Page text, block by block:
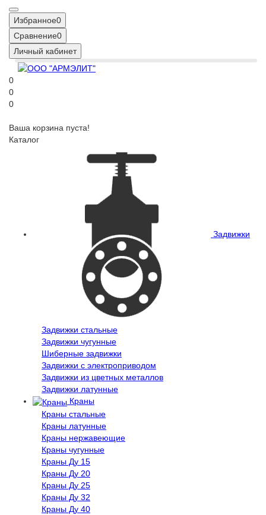
Избранное0
Сравнение0
Личный кабинет
0
0
0
Ваша корзина пуста!
Каталог
Задвижки
Задвижки стальные
Задвижки чугунные
Шиберные задвижки
Задвижки с электроприводом
Задвижки из цветных металлов
Задвижки латунные
Краны
Краны стальные
Краны латунные
Краны нержавеющие
Краны чугунные
Краны Ду 15
Краны Ду 20
Краны Ду 25
Краны Ду 32
Краны Ду 40